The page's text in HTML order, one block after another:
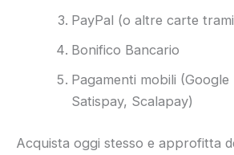
PayPal (o altre carte
Bonifico Bancario
Pagamenti mobili
Satispay, Scalapay)
Acquista oggi stesso e approfitta